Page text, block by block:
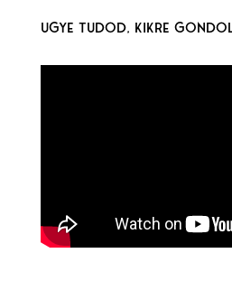
Ugye tudod, kikre